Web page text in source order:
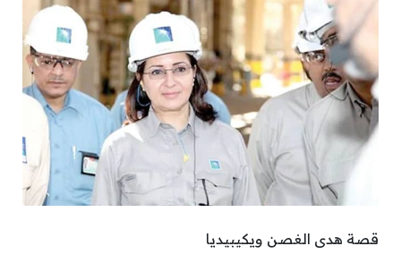
قصة هدى الغصن ويكيبيديا